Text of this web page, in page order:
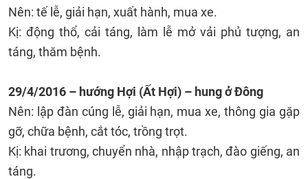
Nên: tế lễ, giải hạn, xuất hành, mua xe.
Kị: động thổ, cải táng, làm lễ mở vải phủ tượng, an
táng, thăm bệnh.
29/4/2016 – hướng Hợi (Ất Hợi) – hung ở Đông
Nên: lập đàn cúng lễ, giải hạn, mua xe, thông gia gặp
gỡ, chữa bệnh, cắt tóc, trồng trọt.
Kị: khai trương, chuyển nhà, nhập trạch, đào giếng, an
táng.